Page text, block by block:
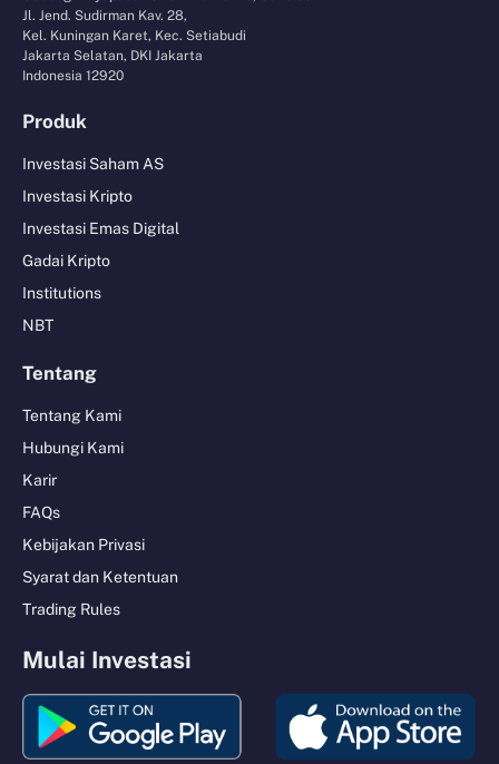
Jl. Jend. Sudirman Kav. 28,
Kel. Kuningan Karet, Kec. Setiabudi
Jakarta Selatan, DKI Jakarta
Indonesia 12920
Produk
Investasi Saham AS
Investasi Kripto
Investasi Emas Digital
Gadai Kripto
Institutions
NBT
Tentang
Tentang Kami
Hubungi Kami
Karir
FAQs
Kebijakan Privasi
Syarat dan Ketentuan
Trading Rules
Mulai Investasi